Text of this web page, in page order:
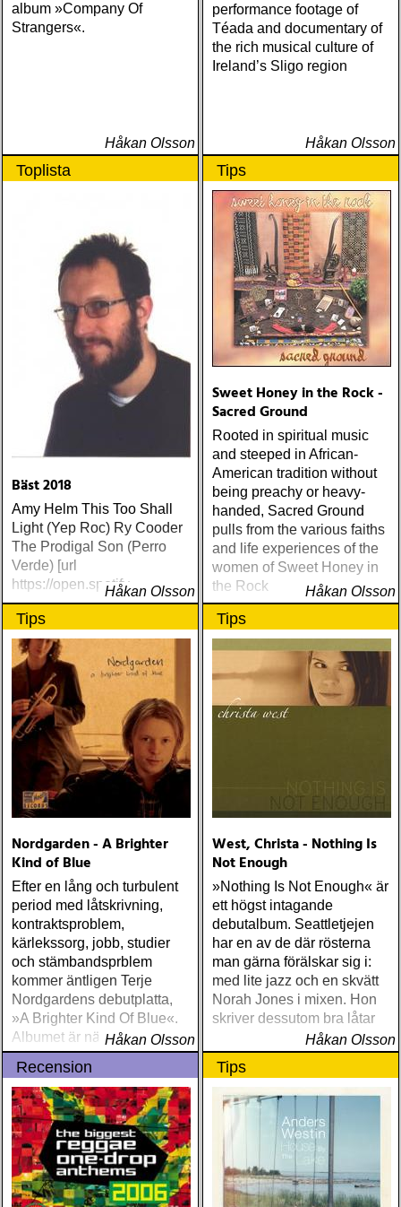
album »Company Of
Strangers«.
Håkan Olsson
performance footage of
Téada and documentary of
the rich musical culture of
Ireland’s Sligo region
Håkan Olsson
Toplista
Bäst 2018
Amy Helm This Too Shall
Light (Yep Roc) Ry Cooder
The Prodigal Son (Perro
Verde) [url
https://open.spotifyHåkan Olsson
Tips
Sweet Honey in the Rock -
Sacred Ground
Rooted in spiritual music
and steeped in African-
American tradition without
being preachy or heavy-
handed, Sacred Ground
pulls from the various faiths
and life experiences of the
women of Sweet Honey in
the Rock
Håkan Olsson
Tips
Nordgarden - A Brighter
Kind of Blue
Efter en lång och turbulent
period med låtskrivning,
kontraktsproblem,
kärlekssorg, jobb, studier
och stämbandsprblem
kommer äntligen Terje
Nordgardens debutplatta,
»A Brighter Kind Of Blue«.
Albumet är nära, enkelt och
ärligt och handlar om
upplevelser och historier
från en ung mans liv
Håkan Olsson
Tips
West, Christa - Nothing Is
Not Enough
»Nothing Is Not Enough« är
ett högst intagande
debutalbum. Seattletjejen
har en av de där rösterna
man gärna förälskar sig i:
med lite jazz och en skvätt
Norah Jones i mixen. Hon
skriver dessutom bra låtar
Håkan Olsson
Recension Tips